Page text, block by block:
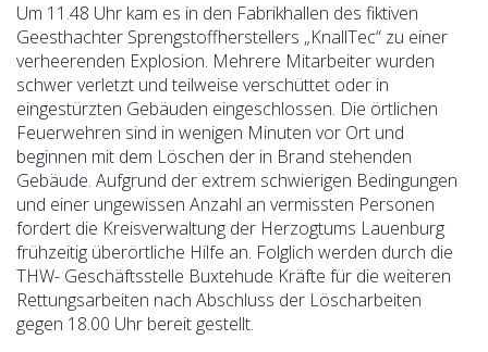
Um 11.48 Uhr kam es in den Fabrikhallen des fiktiven
Geesthachter Sprengstoffherstellers „KnallTec“ zu einer
verheerenden Explosion. Mehrere Mitarbeiter wurden
schwer verletzt und teilweise verschüttet oder in
eingestürzten Gebäuden eingeschlossen. Die örtlichen
Feuerwehren sind in wenigen Minuten vor Ort und
beginnen mit dem Löschen der in Brand stehenden
Gebäude. Aufgrund der extrem schwierigen Bedingungen
und einer ungewissen Anzahl an vermissten Personen
fordert die Kreisverwaltung der Herzogtums Lauenburg
frühzeitig überörtliche Hilfe an. Folglich werden durch die
THW- Geschäftsstelle Buxtehude Kräfte für die weiteren
Rettungsarbeiten nach Abschluss der Löscharbeiten
gegen 18.00 Uhr bereit gestellt.